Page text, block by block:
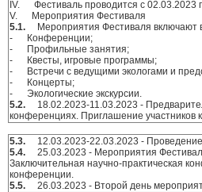
IV. Фестиваль проводится с 02.03.2023
V. Мероприятия Фестиваля
5.1. Мероприятия Фестиваля включают
- Конференции;
- Профильные занятия;
- Квесты, игровые программы;
- Встречи с ведущими экологами и
- Концерты;
- Экологические экскурсии.
5.2. 18.02.2023-11.03.2023 -
конференциях. Приглашение участников
5.3. 12.03.2023-22.03.2023 -
5.4. 25.03.2023 - Мероприятия
Заключительная научно-практическая
конференции.
5.5. 26.03.2023 - Второй день